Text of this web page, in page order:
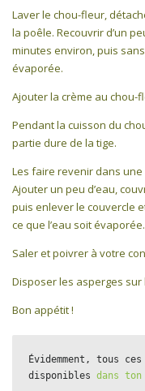
Laver le chou-fleur,
la poêle. Recouvrir d’un
minutes environ, puis
évaporée.
Ajouter la crème au chou-
Pendant la cuisson du
partie dure de la tige.
Les faire revenir dans
Ajouter un peu d’eau,
puis enlever le couvercle
ce que l’eau soit évaporée.
Saler et poivrer à votre
Disposer les asperges
Bon appétit !
Évidemment, tous
disponibles dans